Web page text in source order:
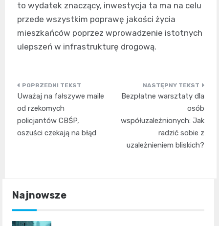
to wydatek znaczący, inwestycja ta ma na celu
przede wszystkim poprawę jakości życia
mieszkańców poprzez wprowadzenie istotnych
ulepszeń w infrastrukturę drogową.
Nawigacja
wpisu
Uważaj na fałszywe maile
od rzekomych
policjantów CBŚP,
oszuści czekają na błąd
Bezpłatne warsztaty dla
osób
współuzależnionych: Jak
radzić sobie z
uzależnieniem bliskich?
Najnowsze